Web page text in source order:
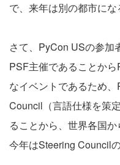
で、来年は別の都市にな
さて、PyCon USの参加
PSF主催であることか
なイベントであるため
Council（言語仕様を策
ることから、世界各国か
今年はSteering Council